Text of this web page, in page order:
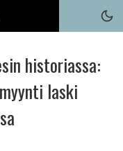
historiassa:
laski